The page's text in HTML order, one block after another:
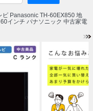
ビ Panasonic TH-60EX850 地
インチ パナソニック 中古家電